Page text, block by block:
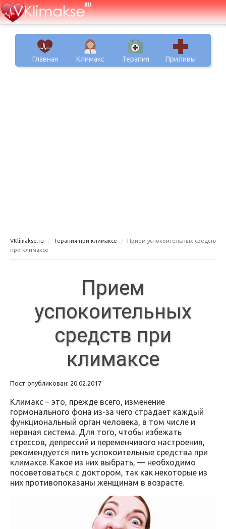
Главная Климакс Терапия Приливы
VKlimakse.ru Терапия при климаксе
Прием успокоительных средств
при климаксе
Прием
успокоительных
средств при
климаксе
Пост опубликован: 20.02.2017
Климакс – это, прежде всего, изменение
гормонального фона из-за чего страдает каждый
функциональный орган человека, в том числе и
нервная система. Для того, чтобы избежать
стрессов, депрессий и переменчивого настроения,
рекомендуется пить успокоительные средства при
климаксе. Какое из них выбрать, — необходимо
посоветоваться с доктором, так как некоторые из
них противопоказаны женщинам в возрасте.